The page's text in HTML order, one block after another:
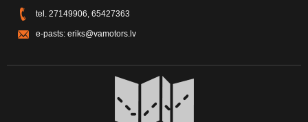
tel. 27149906, 65427363
e-pasts: eriks@vamotors.lv